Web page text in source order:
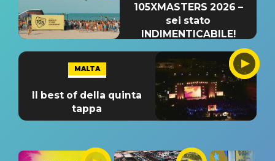
105XMASTERS 2026 –
sei stato
INDIMENTICABILE!
MALTA
Il best of della quinta
tappa